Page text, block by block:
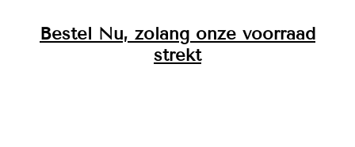
Bestel Nu, zolang onze voorraad
strekt